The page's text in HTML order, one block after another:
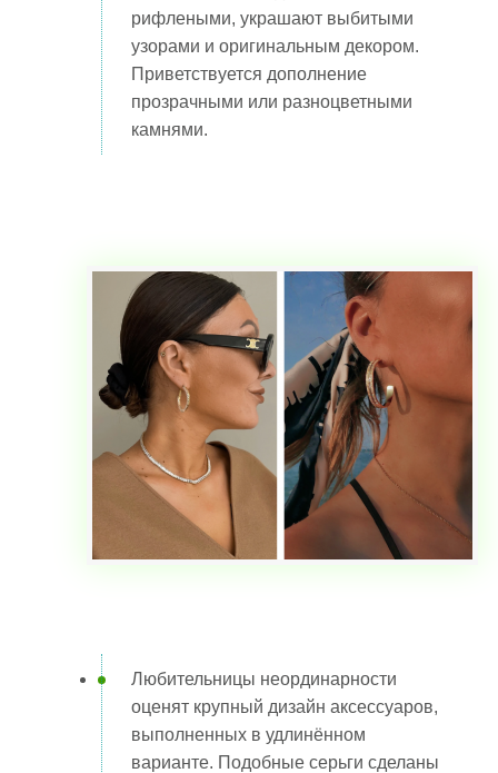
рифлеными, украшают выбитыми
узорами и оригинальным декором.
Приветствуется дополнение
прозрачными или разноцветными
камнями.
Любительницы неординарности
оценят крупный дизайн аксессуаров,
выполненных в удлинённом
варианте. Подобные серьги сделаны